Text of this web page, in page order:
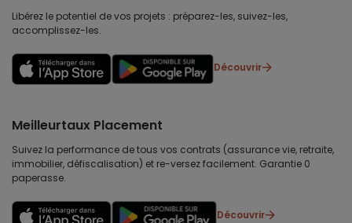
Libérez le potentiel de vos projets : préparez-les, suivez-les,
accomplissez-les.
Découvrir
Meilleurtaux Placement
Suivez la performance de tous vos contrats (assurance vie, retraite,
immobilier, défiscalisation) et re-versez facilement. Garantie 0
paperasse.
Découvrir